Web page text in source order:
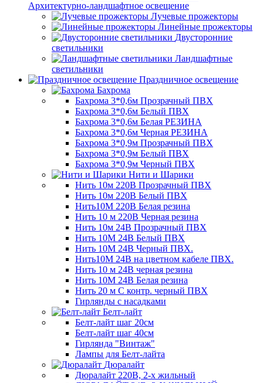
Архитектурно-ландшафтное освещение
Лучевые прожекторы
Линейные прожекторы
Двусторонние
светильники
Ландшафтные
светильники
Праздничное освещение
Бахрома
Бахрома 3*0,6м Прозрачный ПВХ
Бахрома 3*0,6м Белый ПВХ
Бахрома 3*0,6м Белая РЕЗИНА
Бахрома 3*0,6м Черная РЕЗИНА
Бахрома 3*0,9м Прозрачный ПВХ
Бахрома 3*0,9м Белый ПВХ
Бахрома 3*0,9м Черный ПВХ
Нити и Шарики
Нить 10м 220В Прозрачный ПВХ
Нить 10м 220В Белый ПВХ
Нить10М 220В Белая резина
Нить 10 м 220В Черная резина
Нить 10м 24В Прозрачный ПВХ
Нить 10М 24В Белый ПВХ
Нить 10М 24В Черный ПВХ.
Нить10М 24В на цветном кабеле ПВХ.
Нить 10 м 24В черная резина
Нить 10М 24В Белая резина
Нить 20 м С контр. черный ПВХ
Гирлянды с насадками
Белт-лайт
Белт-лайт шаг 20см
Белт-лайт шаг 40см
Гирлянда "Винтаж"
Лампы для Белт-лайта
Дюралайт
Дюралайт 220В, 2-х жильный